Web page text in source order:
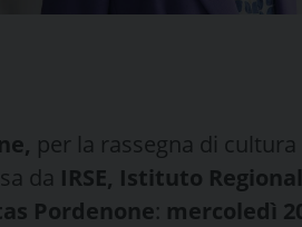
per la rassegna di
da IRSE, Istituto
Pordenone: mercoledì